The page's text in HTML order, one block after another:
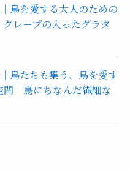
鳥を愛する大人のための
レープの入ったグラタ
鳥たちも集う、鳥を愛す
間 鳥にちなんだ繊細な